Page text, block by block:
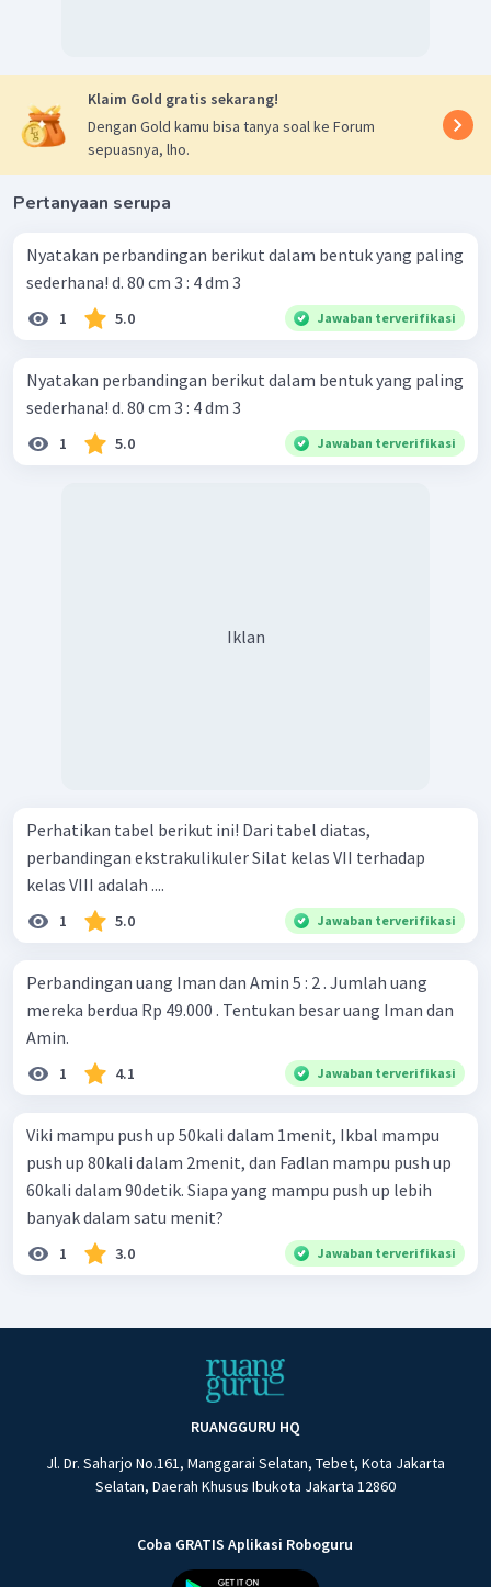
Klaim Gold gratis sekarang!
Dengan Gold kamu bisa tanya soal ke Forum
sepuasnya, lho.
Pertanyaan serupa
Nyatakan perbandingan berikut dalam bentuk yang paling
sederhana! d. 80 cm 3 : 4 dm 3
1 5.0 Jawaban terverifikasi
Nyatakan perbandingan berikut dalam bentuk yang paling
sederhana! d. 80 cm 3 : 4 dm 3
1 5.0 Jawaban terverifikasi
Iklan
Perhatikan tabel berikut ini! Dari tabel diatas,
perbandingan ekstrakulikuler Silat kelas VII terhadap
kelas VIII adalah ....
1 5.0 Jawaban terverifikasi
Perbandingan uang Iman dan Amin 5 : 2 . Jumlah uang
mereka berdua Rp 49.000 . Tentukan besar uang Iman dan
Amin.
1 4.1 Jawaban terverifikasi
Viki mampu push up 50kali dalam 1menit, Ikbal mampu
push up 80kali dalam 2menit, dan Fadlan mampu push up
60kali dalam 90detik. Siapa yang mampu push up lebih
banyak dalam satu menit?
1 3.0 Jawaban terverifikasi
RUANGGURU HQ
Jl. Dr. Saharjo No.161, Manggarai Selatan, Tebet, Kota Jakarta
Selatan, Daerah Khusus Ibukota Jakarta 12860
Coba GRATIS Aplikasi Roboguru